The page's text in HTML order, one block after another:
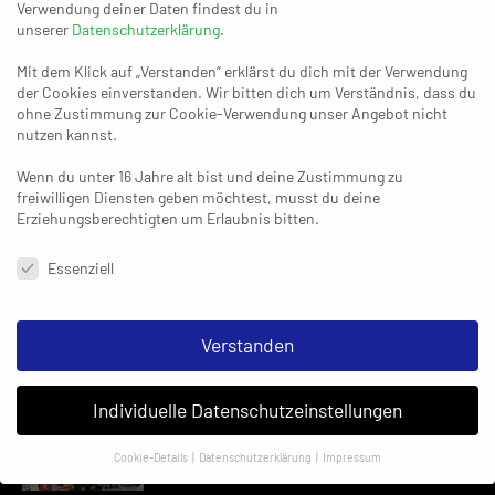
30. APRIL 2024
Gummersbach fliegen?
03. JUNI 2024
Wolke sieben für Gummersbach,
Liga zwei für den BHC
Verwendung deiner Daten findest du in
unserer Datenschutzerklärung.
Mit dem Klick auf „Verstanden“ erklärst du dich mit der Verwendung
der Cookies einverstanden. Wir bitten dich um Verständnis, dass du
ohne Zustimmung zur Cookie-Verwendung unser Angebot nicht
nutzen kannst.
Wenn du unter 16 Jahre alt bist und deine Zustimmung zu
freiwilligen Diensten geben möchtest, musst du deine
Erziehungsberechtigten um Erlaubnis bitten.
Datenschutzeinstellungen & Nutzungsbedingungen
Essenziell
Verstanden
Individuelle Datenschutzeinstellungen
Cookie-Details Datenschutzerklärung Impressum
Datenschutzeinstellungen